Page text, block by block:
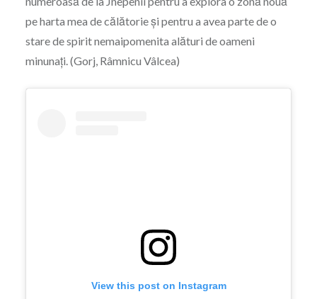
pe harta mea de călătorie și pentru a avea parte de o
stare de spirit nemaipomenita alături de oameni
minunați. (Gorj, Râmnicu Vâlcea)
View this post on Instagram